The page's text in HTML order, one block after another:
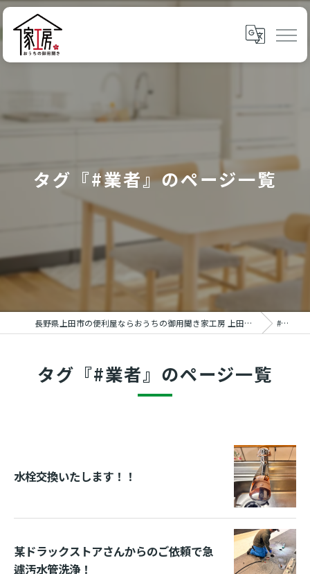
タグ『#業者』のページ一覧
長野県上田市の便利屋ならおうちの御用聞き家工房 上田塩田店 #業者
タグ『#業者』のページ一覧
水栓交換いたします！！
某ドラックストアさんからのご依頼で急
遽汚水管洗浄！